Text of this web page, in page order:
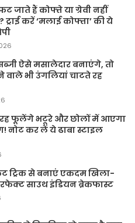
जाते हैं कोफ्ते या ग्रेवी नहीं
ट्राई करें ‘मलाई कोफ्ता’ की ये
ऐसे मसालेदार बनाएंगे, तो
भी उंगलियां चाटते रह
फूलेंगे भटूरे और छोलों में आएगा
नोट कर लें ये ढाबा स्टाइल
ट्रिक से बनाएं एकदम खिला-
साउथ इंडियन ब्रेकफास्ट